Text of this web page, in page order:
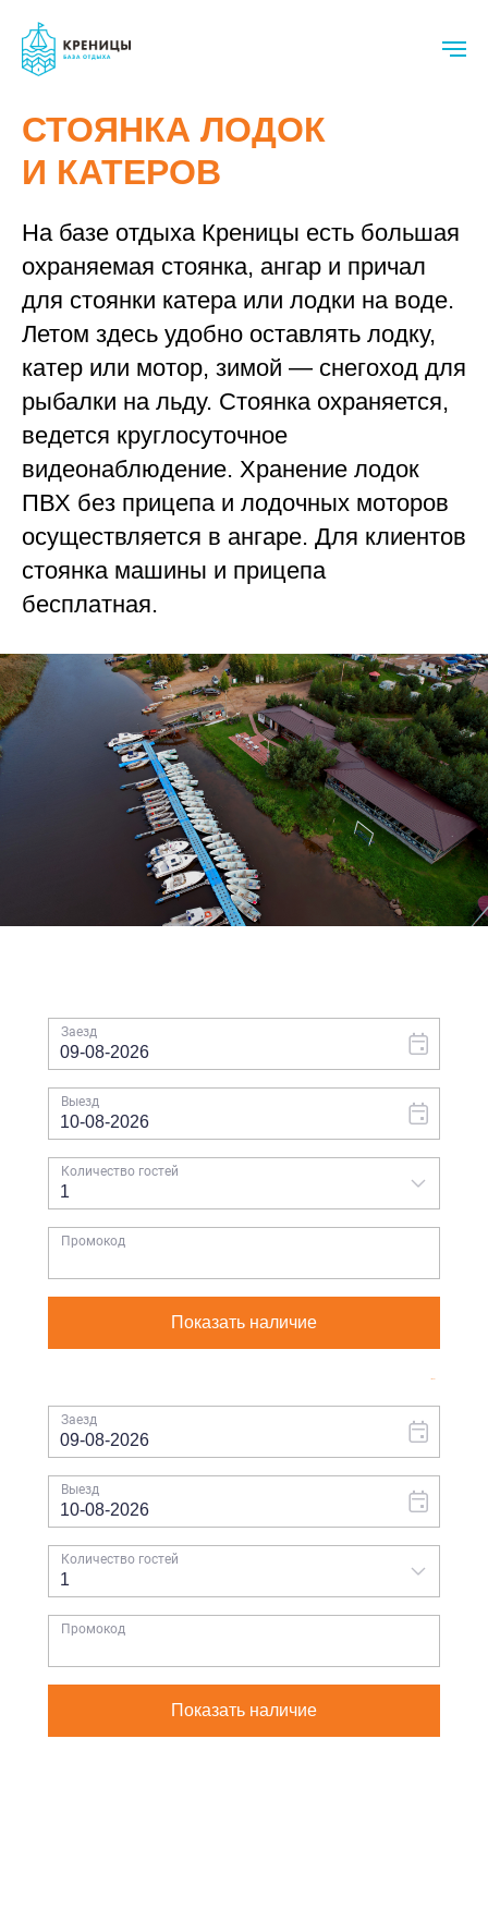
СТОЯНКА ЛОДОК
И КАТЕРОВ
На базе отдыха Креницы есть большая
охраняемая стоянка, ангар и причал
для стоянки катера или лодки на воде.
Летом здесь удобно оставлять лодку,
катер или мотор, зимой — снегоход для
рыбалки на льду. Стоянка охраняется,
ведется круглосуточное
видеонаблюдение. Хранение лодок
ПВХ без прицепа и лодочных моторов
осуществляется в ангаре. Для клиентов
стоянка машины и прицепа
бесплатная.
Биново